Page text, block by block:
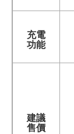
充電
功能
建議
售價